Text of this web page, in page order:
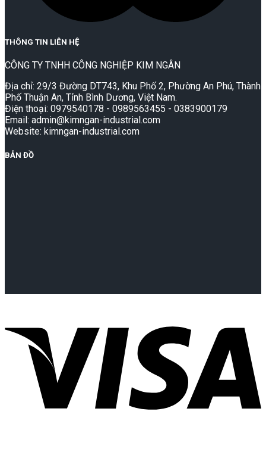
THÔNG TIN LIÊN HỆ
CÔNG TY TNHH CÔNG NGHIỆP KIM NGÂN
Địa chỉ: 29/3 Đường DT743, Khu Phố 2, Phường An Phú, Thành
Phố Thuận An, Tỉnh Bình Dương, Việt Nam.
Điện thoại: 0979540178 - 0989563455 - 0383900179
Email: admin@kimngan-industrial.com
Website: kimngan-industrial.com
BẢN ĐỒ